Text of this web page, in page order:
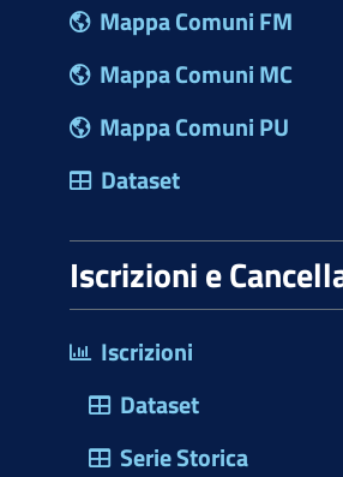
Mappa Comuni FM
Mappa Comuni MC
Mappa Comuni PU
Dataset
Iscrizioni e
Iscrizioni
Dataset
Serie Storica